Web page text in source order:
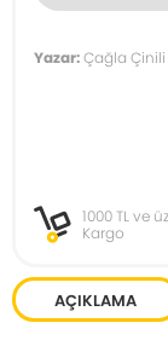
Yazar:Çağla Çinili
1000 TL ve
Kargo
AÇIKLAMA